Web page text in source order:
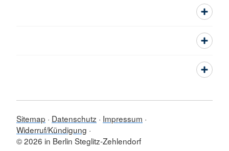
Sitemap Datenschutz
Impressum
Widerruf/Kündigung
© 2026 in Berlin Steglitz-Zehlendorf